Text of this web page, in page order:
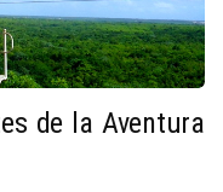
de la Aventura